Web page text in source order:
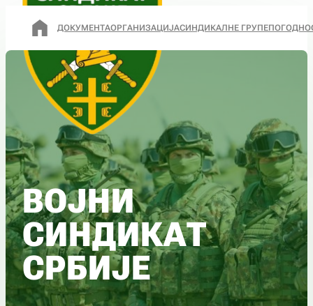
ДОКУМЕНТАОРГАНИЗАЦИЈАСИНДИКАЛНЕ ГРУПЕ
ВОЈНИ
СИНДИКАТ
СРБИЈЕ